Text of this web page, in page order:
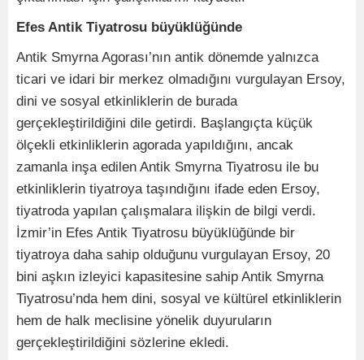
Efes Antik Tiyatrosu büyüklüğünde
Antik Smyrna Agorası’nın antik dönemde yalnızca
ticari ve idari bir merkez olmadığını vurgulayan Ersoy,
dini ve sosyal etkinliklerin de burada
gerçekleştirildiğini dile getirdi. Başlangıçta küçük
ölçekli etkinliklerin agorada yapıldığını, ancak
zamanla inşa edilen Antik Smyrna Tiyatrosu ile bu
etkinliklerin tiyatroya taşındığını ifade eden Ersoy,
tiyatroda yapılan çalışmalara ilişkin de bilgi verdi.
İzmir’in Efes Antik Tiyatrosu büyüklüğünde bir
tiyatroya daha sahip olduğunu vurgulayan Ersoy, 20
bini aşkın izleyici kapasitesine sahip Antik Smyrna
Tiyatrosu’nda hem dini, sosyal ve kültürel etkinliklerin
hem de halk meclisine yönelik duyuruların
gerçekleştirildiğini sözlerine ekledi.